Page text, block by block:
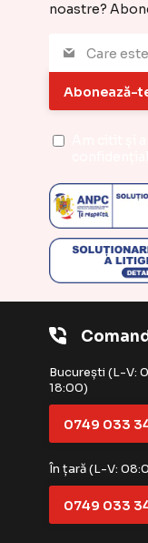
București (L-V:
18:00)
0749 033
În țară (L-V:
0749 033
noastre?
Abonează-